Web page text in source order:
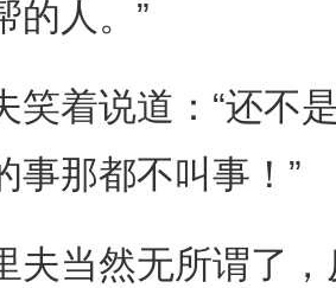
的人。”
着说道：“还不是
事那都不叫事！”
当然无所谓了，